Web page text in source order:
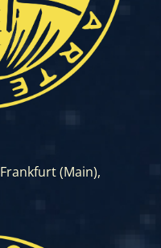
Frankfurt (Main),